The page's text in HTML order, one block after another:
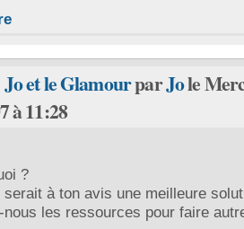
et le GlamourparJole
à 11:28
?
serait à ton avis une meilleure
nous les ressources pour faire